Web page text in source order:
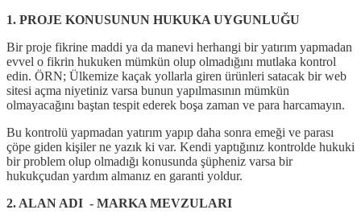
1. PROJE KONUSUNUN HUKUKA UYGUNLUĞU
Bir proje fikrine maddi ya da manevi herhangi bir yatırım yapmadan
evvel o fikrin hukuken mümkün olup olmadığını mutlaka kontrol
edin. ÖRN; Ülkemize kaçak yollarla giren ürünleri satacak bir web
sitesi açma niyetiniz varsa bunun yapılmasının mümkün
olmayacağını baştan tespit ederek boşa zaman ve para harcamayın.
Bu kontrolü yapmadan yatırım yapıp daha sonra emeği ve parası
çöpe giden kişiler ne yazık ki var. Kendi yaptığınız kontrolde hukuki
bir problem olup olmadığı konusunda şüpheniz varsa bir
hukukçudan yardım almanız en garanti yoldur.
2. ALAN ADI - MARKA MEVZULARI